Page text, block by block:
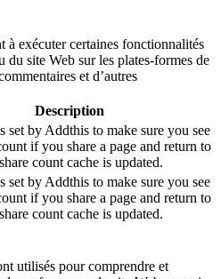
à exécuter certaines fonctionnalités
du site Web sur les plates-formes de
et d’autres
Description
set by Addthis to make sure you see
if you share a page and return to
count cache is updated.
set by Addthis to make sure you see
if you share a page and return to
count cache is updated.
utilisés pour comprendre et